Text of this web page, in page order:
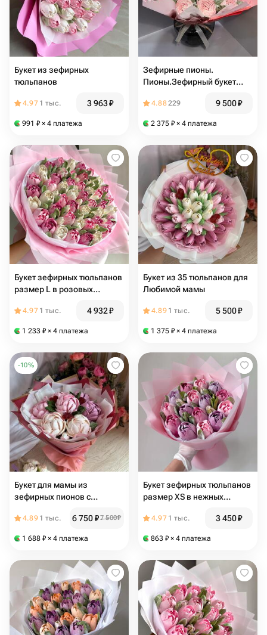
Букет из зефирных
тюльпанов
4.97 1 тыс. 3 963₽
991 ₽ × 4 платежа
Зефирные пионы.
Пионы.Зефирный букет
зефирных цветов
4.88229 9 500₽
2 375 ₽ × 4 платежа
Букет зефирных тюльпанов
размер L в розовых
4.97 1 тыс. 4 932₽
1 233 ₽ × 4 платежа
Букет из 35 тюльпанов для
Любимой мамы
4.89 1 тыс. 5 500₽
1 375 ₽ × 4 платежа
-10%
Букет для мамы из
зефирных пионов с
сердечками
4.89 1 тыс. 6 750₽7 500₽
1 688 ₽ × 4 платежа
Букет зефирных тюльпанов
размер XS в нежных
любимой мамы, подруги,
4.97 1 тыс. 3 450₽
863 ₽ × 4 платежа